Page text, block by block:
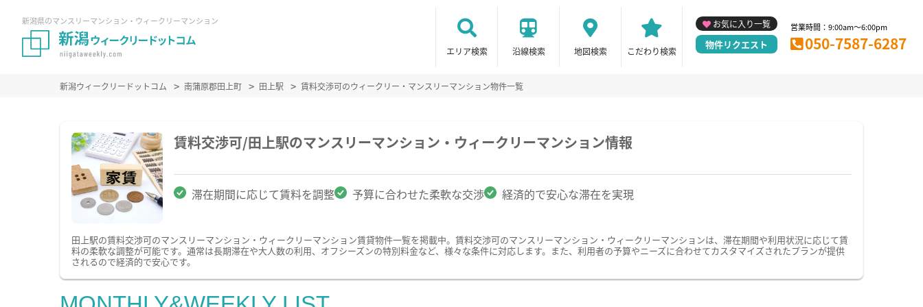
新潟県のマンスリーマンション・ウィークリーマンション
エリア検索 沿線検索 地図検索 こだわり検索
お気に入り一覧
物件リクエスト
営業時間：9:00am～6:00pm
050-7587-6287
新潟ウィークリードットコム 南蒲原郡田上町 田上駅 賃料交渉可のウィークリー・マンスリーマンション物件一覧
賃料交渉可/田上駅のマンスリーマンション・ウィークリーマンション情報
滞在期間に応じて賃料を調整 予算に合わせた柔軟な交渉 経済的で安心な滞在を実現
田上駅の賃料交渉可のマンスリーマンション・ウィークリーマンション賃貸物件一覧を掲載中。賃料交渉可のマンスリーマンション・ウィークリーマンションは、滞在期間や利用状況に応じて賃
料の柔軟な調整が可能です。通常は長期滞在や大人数の利用、オフシーズンの特別料金など、様々な条件に対応します。また、利用者の予算やニーズに合わせてカスタマイズされたプランが提供
されるので経済的で安心です。